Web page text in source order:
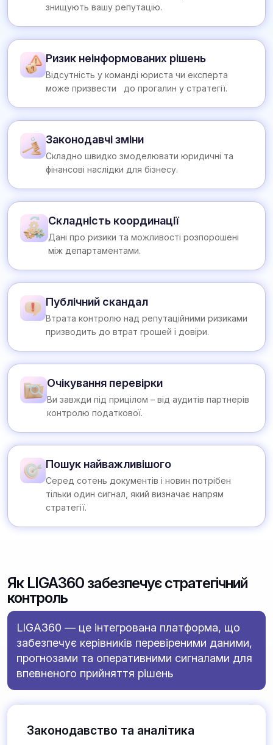
знищують вашу репутацію.
Ризик неінформованих рішень
Відсутність у команді юриста чи експерта
може призвести до прогалин у стратегії.
Законодавчі зміни
Складно швидко змоделювати юридичні та
фінансові наслідки для бізнесу.
Складність координації
Дані про ризики та можливості розпорошені
між департаментами.
Публічний скандал
Втрата контролю над репутаційними ризиками
призводить до втрат грошей і довіри.
Очікування перевірки
Ви завжди під прицілом – від аудитів партнерів
контролю податкової.
Пошук найважливішого
Серед сотень документів і новин потрібен
тільки один сигнал, який визначає напрям
стратегії.
Як LIGA360 забезпечує стратегічний
контроль
LIGA360 — це інтегрована платформа, що
забезпечує керівників перевіреними даними,
прогнозами та оперативними сигналами для
впевненого прийняття рішень
Законодавство та аналітика